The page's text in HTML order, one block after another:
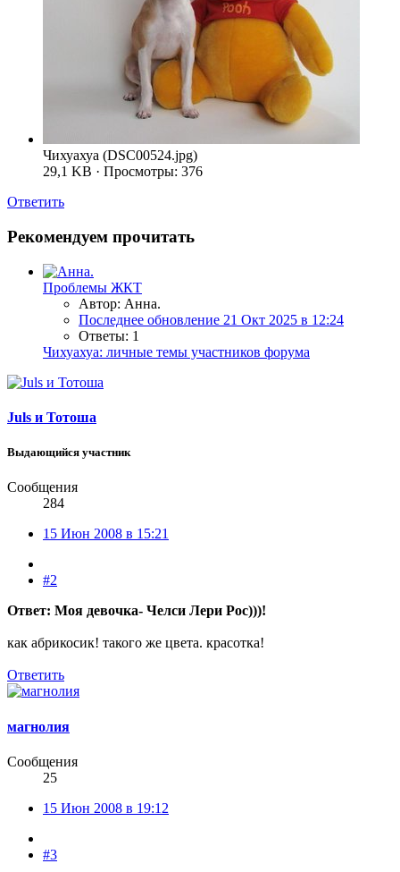
Чихуахуа (DSC00524.jpg)
29,1 KB · Просмотры: 376
Ответить
Рекомендуем прочитать
Проблемы ЖКТ
Автор: Анна.
Последнее обновление 21 Окт 2025 в 12:24
Ответы: 1
Чихуахуа: личные темы участников форума
Juls и Тотоша
Выдающийся участник
Сообщения
284
15 Июн 2008 в 15:21
#2
Ответ: Моя девочка- Челси Лери Рос)))!
как абрикосик! такого же цвета. красотка!
Ответить
магнолия
Сообщения
25
15 Июн 2008 в 19:12
#3